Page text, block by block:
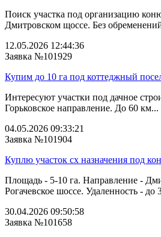
Поиск участка под организацию
Дмитровском щоссе. Без
12.05.2026 12:44:36
Заявка №101929
Купим до 10 га под коттеджный
Интересуют участки под дачное
Горьковское направление. До 60 км...
04.05.2026 09:33:21
Заявка №101904
Куплю участок сх назначения под
Площадь - 5-10 га. Направление -
Рогачевское шоссе. Удаленность - до
30.04.2026 09:50:58
Заявка №101658